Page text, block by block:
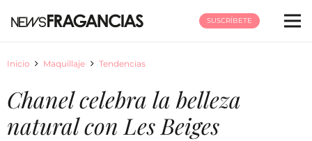
SUSCRÍBETE
Inicio Maquillaje Tendencias
Chanel celebra la belleza
natural con Les Beiges